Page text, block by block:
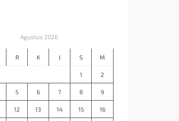
Agustus 2026
R K J S M
1 2
5 6 7 8 9
12 13 14 15 16